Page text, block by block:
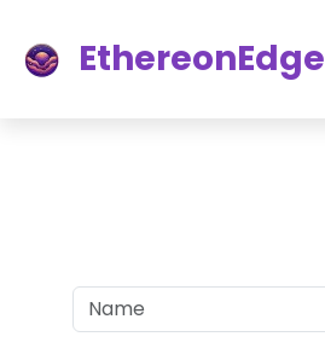
EthereonEdge